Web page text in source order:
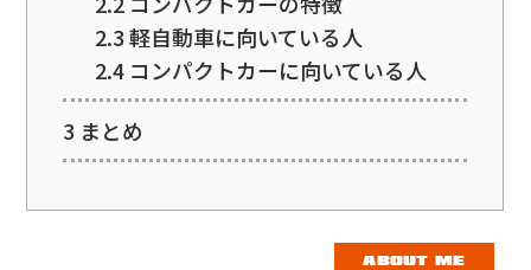
2.3軽自動車に向いている人
2.4 コンパクトカーに向いている人
3 まとめ
ABOUT ME